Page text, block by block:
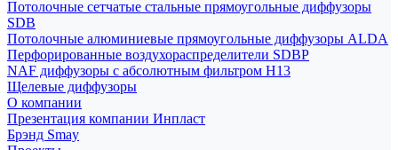
Потолочные сетчатые стальные прямоугольные диффузоры
SDB
Потолочные алюминиевые прямоугольные диффузоры ALDA
Перфорированные воздухораспределители SDBP
NAF диффузоры с абсолютным фильтром Н13
Щелевые диффузоры
О компании
Презентация компании Инпласт
Брэнд Smay